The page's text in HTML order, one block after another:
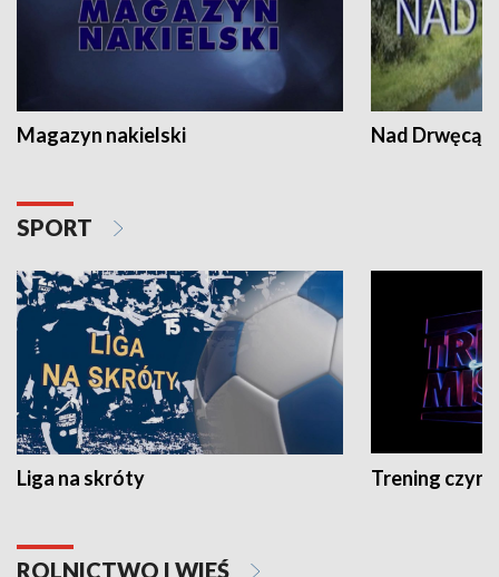
Magazyn nakielski Nad Drwęcą
SPORT
Liga na skróty Trening czyni
ROLNICTWO I WIEŚ